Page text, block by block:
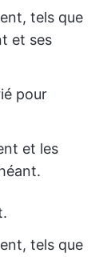
tels que
et ses
pour
et les
tels que